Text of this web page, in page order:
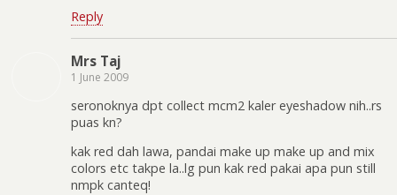
Reply
Mrs Taj
1 June 2009
seronoknya dpt collect mcm2 kaler eyeshadow nih..rs
puas kn?
kak red dah lawa, pandai make up make up and mix
colors etc takpe la..lg pun kak red pakai apa pun still
nmpk canteq!